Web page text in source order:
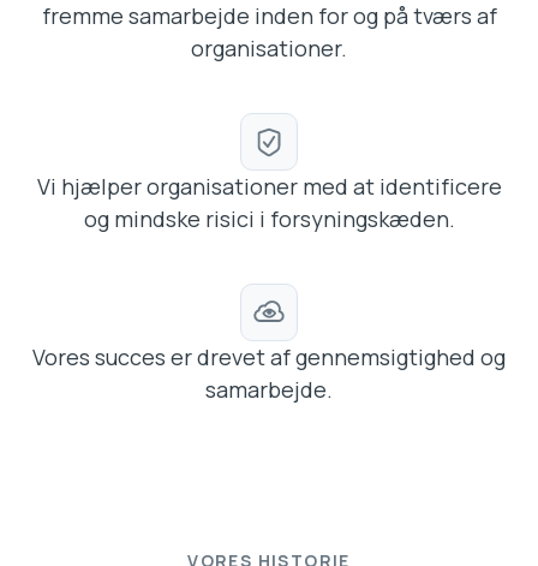
fremme samarbejde inden for og på tværs af
organisationer.
Vi hjælper organisationer med at identificere
og mindske risici i forsyningskæden.
Vores succes er drevet af gennemsigtighed og
samarbejde.
VORES HISTORIE